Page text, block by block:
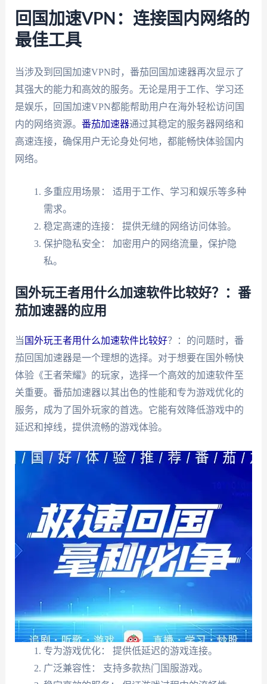
回国加速VPN：连接国内网络的
最佳工具
当涉及到回国加速VPN时，番茄回国加速器再次显示了
其强大的能力和高效的服务。无论是用于工作、学习还
是娱乐，回国加速VPN都能帮助用户在海外轻松访问国
内的网络资源。 番茄加速器通过其稳定的服务器网络和
高速连接，确保用户无论身处何地，都能畅快体验国内
网络。
多重应用场景： 适用于工作、学习和娱乐等多种
需求。
稳定高速的连接： 提供无缝的网络访问体验。
保护隐私安全： 加密用户的网络流量，保护隐
私。
国外玩王者用什么加速软件比较好？：番
茄加速器的应用
当 国外玩王者用什么加速软件比较好？：的问题时，番
茄回国加速器是一个理想的选择。对于想要在国外畅快
体验《王者荣耀》的玩家，选择一个高效的加速软件至
关重要。番茄加速器以其出色的性能和专为游戏优化的
服务，成为了国外玩家的首选。它能有效降低游戏中的
延迟和掉线，提供流畅的游戏体验。
专为游戏优化： 提供低延迟的游戏连接。
广泛兼容性： 支持多款热门国服游戏。